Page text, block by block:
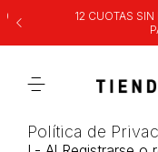
12 CUOTAS
Política de